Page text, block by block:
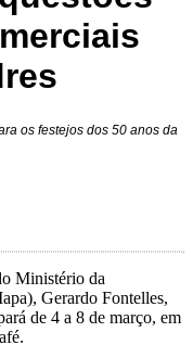
os festejos dos 50 anos da
Ministério da
Gerardo Fontelles,
de 4 a 8 de março, em